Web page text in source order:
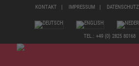
KONTAKT IMPRESSUM DATENSCHUTZ
TEL.: +49 (0) 2825 80168